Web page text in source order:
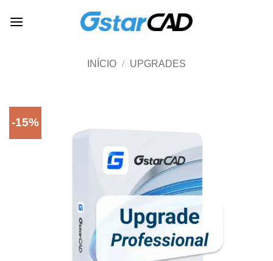
INÍCIO / UPGRADES
-15%